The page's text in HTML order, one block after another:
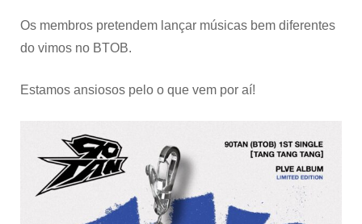
Os membros pretendem lançar músicas bem diferentes
do vimos no BTOB.
Estamos ansiosos pelo o que vem por aí!